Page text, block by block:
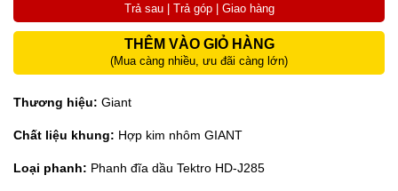
Trả sau | Trả góp | Giao hàng
THÊM VÀO GIỎ HÀNG
(Mua càng nhiều, ưu đãi càng lớn)
Thương hiệu: Giant
Chất liệu khung: Hợp kim nhôm GIANT
Loại phanh: Phanh đĩa dầu Tektro HD-J285